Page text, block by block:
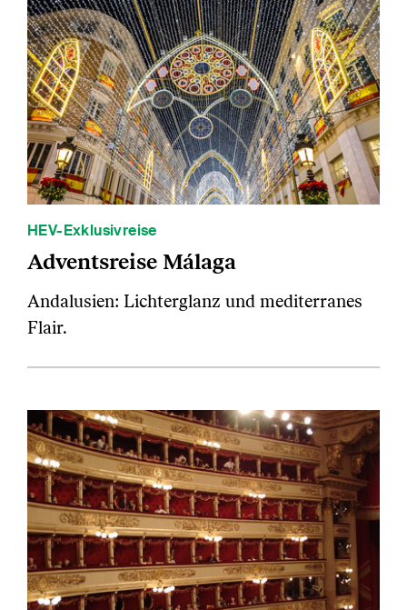
HEV-Exklusivreise
Adventsreise Málaga
Andalusien: Lichterglanz und mediterranes
Flair.